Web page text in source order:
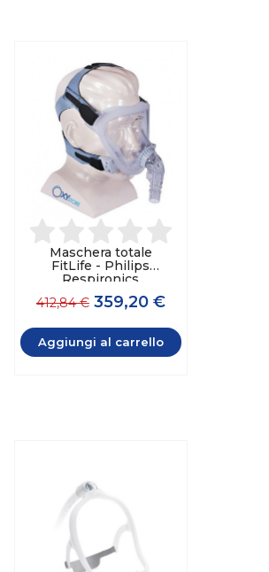
Maschera totale
FitLife - Philips
Respironics
412,84 € 359,20 €
Aggiungi al carrello